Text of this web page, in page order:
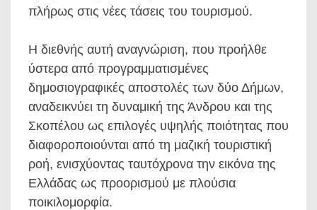
πλήρως στις νέες τάσεις του τουρισμού.
Η διεθνής αυτή αναγνώριση, που προήλθε
ύστερα από προγραμματισμένες
δημοσιογραφικές αποστολές των δύο Δήμων,
αναδεικνύει τη δυναμική της Άνδρου και της
Σκοπέλου ως επιλογές υψηλής ποιότητας που
διαφοροποιούνται από τη μαζική τουριστική
ροή, ενισχύοντας ταυτόχρονα την εικόνα της
Ελλάδας ως προορισμού με πλούσια
ποικιλομορφία.